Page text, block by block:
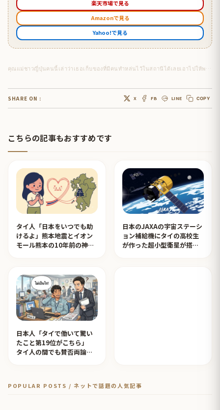
楽天市場で見る
Amazonで見る
Yahoo!で見る
คุณแม่ชาวญี่ปุ่นคนนี้เล่าว่าเธอเก็บของที่มีคนทำหล่นไว้ในสถานีได้เลยเอาไปให้พนักงานในสถานี
SHARE ON : X FB LINE COPY
こちらの記事もおすすめです
タイ人「日本をいつでも助
けるよ」熊本地震とイオン
モール熊本の10年前の神対
日本のJAXAの宇宙ステーシ
ョン補給機にタイの高校生
が作った超小型衛星が搭載
日本人「タイで働いて驚い
たこと第19位がこちら」
タイ人の間でも賛否両論
POPULAR POSTS / ネットで話題の人気記事